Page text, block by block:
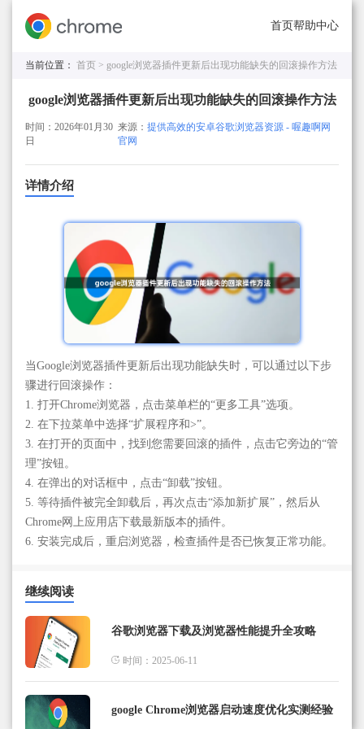
首页帮助中心
当前位置： 首页 > google浏览器插件更新后出现功能缺失的回滚操作方法
google浏览器插件更新后出现功能缺失的回滚操作方法
时间：2026年01月30
日
来源：提供高效的安卓谷歌浏览器资源 - 喔趣啊网
官网
详情介绍
当Google浏览器插件更新后出现功能缺失时，可以通过以下步
骤进行回滚操作：
1. 打开Chrome浏览器，点击菜单栏的“更多工具”选项。
2. 在下拉菜单中选择“扩展程序和>”。
3. 在打开的页面中，找到您需要回滚的插件，点击它旁边的“管
理”按钮。
4. 在弹出的对话框中，点击“卸载”按钮。
5. 等待插件被完全卸载后，再次点击“添加新扩展”，然后从
Chrome网上应用店下载最新版本的插件。
6. 安装完成后，重启浏览器，检查插件是否已恢复正常功能。
继续阅读
谷歌浏览器下载及浏览器性能提升全攻略
时间：2025-06-11
google Chrome浏览器启动速度优化实测经验